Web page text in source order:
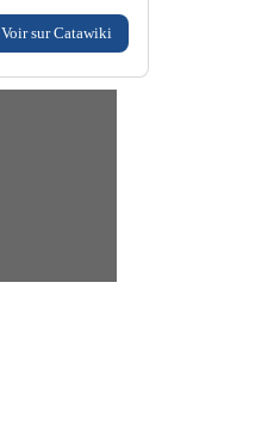
Voir sur Catawiki